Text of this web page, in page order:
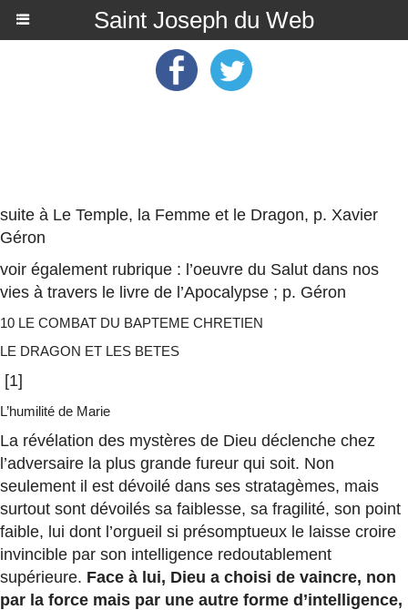
Saint Joseph du Web
suite à Le Temple, la Femme et le Dragon, p. Xavier
Géron
voir également rubrique : l’oeuvre du Salut dans nos
vies à travers le livre de l’Apocalypse ; p. Géron
10 LE COMBAT DU BAPTEME CHRETIEN
LE DRAGON ET LES BETES
[1]
L’humilité de Marie
La révélation des mystères de Dieu déclenche chez
l’adversaire la plus grande fureur qui soit. Non
seulement il est dévoilé dans ses stratagèmes, mais
surtout sont dévoilés sa faiblesse, sa fragilité, son point
faible, lui dont l’orgueil si présomptueux le laisse croire
invincible par son intelligence redoutablement
supérieure. Face à lui, Dieu a choisi de vaincre, non
par la force mais par une autre forme d’intelligence,